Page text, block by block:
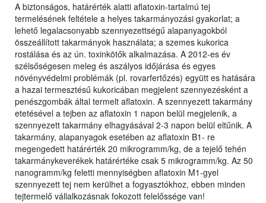
A biztonságos, határérték alatti aflatoxin-tartalmú tej
termelésének feltétele a helyes takarmányozási gyakorlat; a
lehető legalacsonyabb szennyezettségű alapanyagokból
összeállított takarmányok használata; a szemes kukorica
rostálása és az ún. toxinkötők alkalmazása. A 2012-es év
szélsőségesen meleg és aszályos időjárása és egyes
növényvédelmi problémák (pl. rovarfertőzés) együtt es hatására
a hazai termesztésű kukoricában megjelent szennyezésként a
penészgombák által termelt aflatoxin. A szennyezett takarmány
etetésével a tejben az aflatoxin 1 napon belül megjelenik, a
szennyezett takarmány elhagyásával 2-3 napon belül eltűnik. A
takarmány, alapanyagok esetében az aflatoxin B1- re
megengedett határérték 20 mikrogramm/kg, de a tejelő tehén
takarmánykeverékek határértéke csak 5 mikrogramm/kg. Az 50
nanogramm/kg feletti mennyiségben aflatoxin M1-gyel
szennyezett tej nem kerülhet a fogyasztókhoz, ebben minden
tejtermelő vállalkozásnak fokozott felelőssége van!